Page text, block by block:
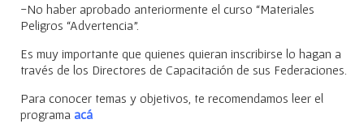
-No haber aprobado anteriormente el curso “Materiales
Peligros “Advertencia”.
Es muy importante que quienes quieran inscribirse lo hagan a
través de los Directores de Capacitación de sus Federaciones.
Para conocer temas y objetivos, te recomendamos leer el
programa acá